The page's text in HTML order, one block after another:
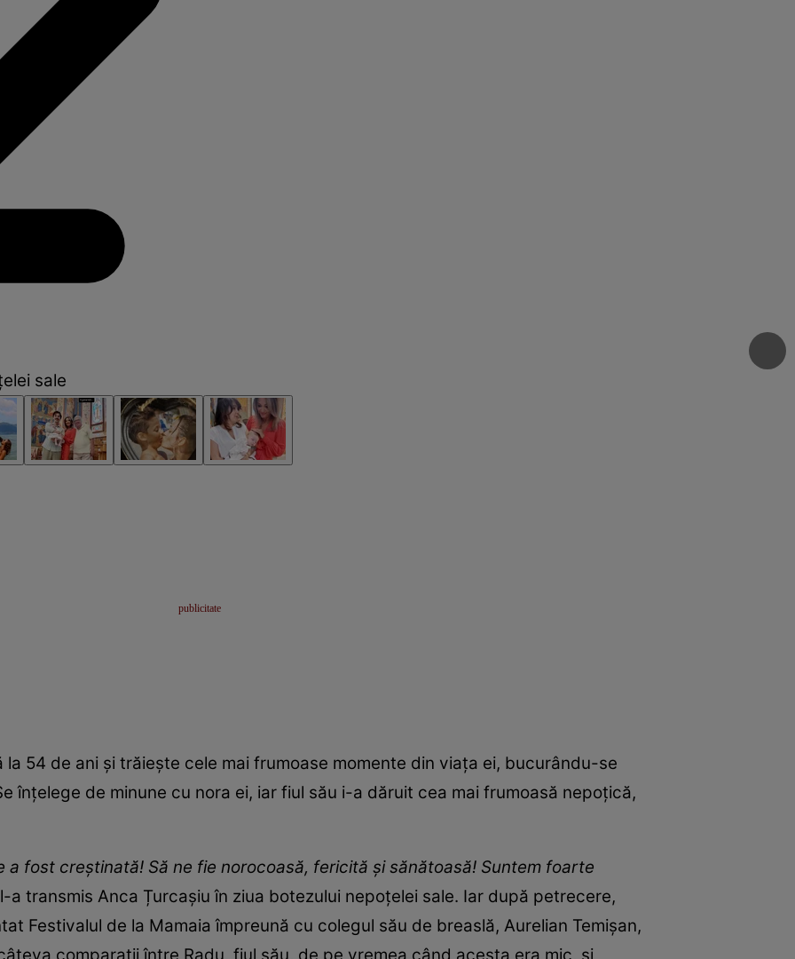
sale
54 de ani și trăiește cele mai frumoase momente din viața ei, bucurându-se
înțelege de minune cu nora ei, iar fiul său i-a dăruit cea mai frumoasă nepoțică,
a fost creștinată! Să ne fie norocoasă, fericită și sănătoasă! Suntem foarte
transmis Anca Țurcașiu în ziua botezului nepoțelei sale. Iar după petrecere,
Festivalul de la Mamaia împreună cu colegul său de breaslă, Aurelian Temișan,